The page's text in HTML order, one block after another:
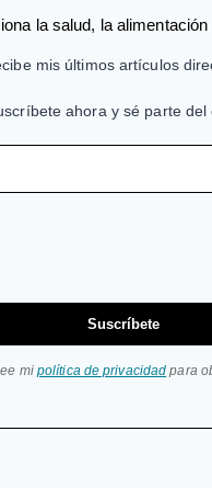
la salud, la
mis últimos artículos
ahora y sé parte del
Suscríbete
mi política de privacidad para